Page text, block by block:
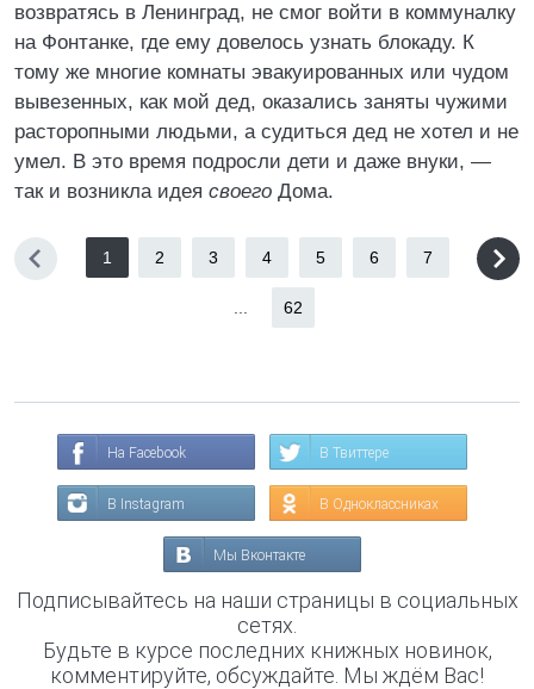
возвратясь в Ленинград, не смог войти в коммуналку
на Фонтанке, где ему довелось узнать блокаду. К
тому же многие комнаты эвакуированных или чудом
вывезенных, как мой дед, оказались заняты чужими
расторопными людьми, а судиться дед не хотел и не
умел. В это время подросли дети и даже внуки, —
так и возникла идея своего Дома.
1 2 3 4 5 6 7
62
На Facebook В Твиттере
В Instagram В Одноклассниках
Мы Вконтакте
Подписывайтесь на наши страницы в социальных
сетях.
Будьте в курсе последних книжных новинок,
комментируйте, обсуждайте. Мы ждём Вас!